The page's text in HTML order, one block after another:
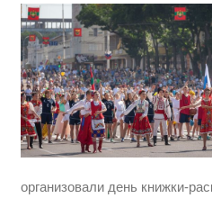
организовали день книжки-
не оставит